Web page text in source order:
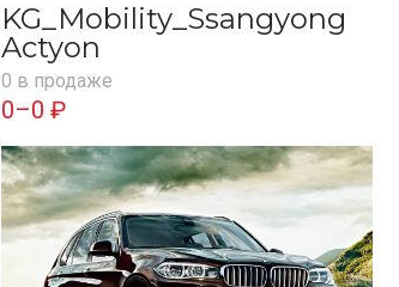
KG_Mobility_Ssangyong
Actyon
0 в продаже
0–0 ₽